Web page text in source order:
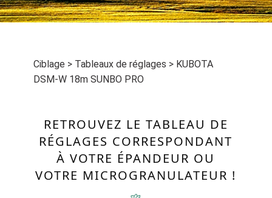
Ciblage > Tableaux de réglages > KUBOTA
DSM-W 18m SUNBO PRO
RETROUVEZ LE TABLEAU DE
RÉGLAGES CORRESPONDANT
À VOTRE ÉPANDEUR OU
VOTRE MICROGRANULATEUR !